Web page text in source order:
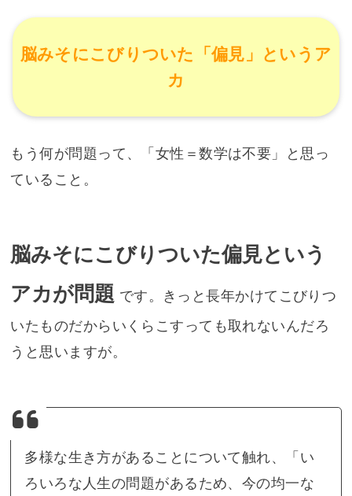
脳みそにこびりついた「偏見」というア
カ
もう何が問題って、「女性＝数学は不要」と思っ
ていること。
脳みそにこびりついた偏見という
アカが問題 です。きっと長年かけてこびりつ
いたものだからいくらこすっても取れないんだろ
うと思いますが。
多様な生き方があることについて触れ、「い
ろいろな人生の問題があるため、今の均一な